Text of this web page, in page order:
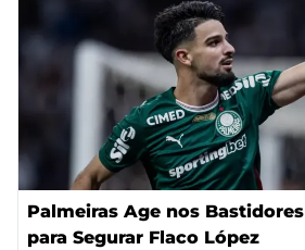
Palmeiras Age nos Bastidores
para Segurar Flaco López